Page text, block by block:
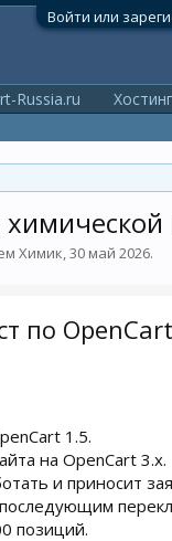
Войти или
Химик,30 май 2026.
по
1.5.
на OpenCart 3.x.
и приносит
позиций.
Russia.ru Хостинг